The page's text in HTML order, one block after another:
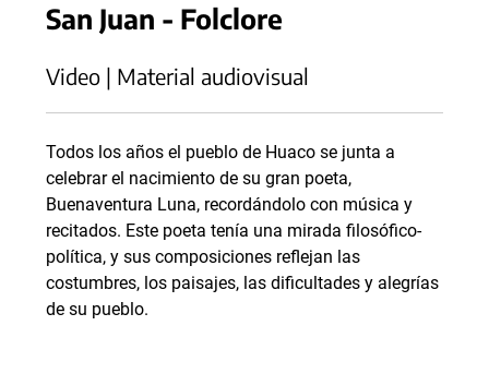
San Juan - Folclore
Video | Material audiovisual
Todos los años el pueblo de Huaco se junta a
celebrar el nacimiento de su gran poeta,
Buenaventura Luna, recordándolo con música y
recitados. Este poeta tenía una mirada filosófico-
política, y sus composiciones reflejan las
costumbres, los paisajes, las dificultades y alegrías
de su pueblo.